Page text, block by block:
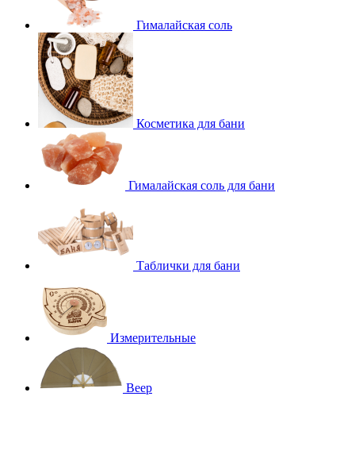
Гималайская соль
Косметика для бани
Гималайская соль для бани
Таблички для бани
Измерительные
Веер